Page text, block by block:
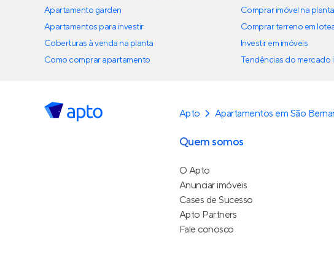
Apartamento garden
Apartamentos para investir
Coberturas à venda na planta
Como comprar apartamento
Comprar imóvel na planta
Comprar terreno em
Investir em imóveis
Tendências do mercado
Apto Apartamentos em São
Quem somos
O Apto
Anunciar imóveis
Cases de Sucesso
Apto Partners
Fale conosco